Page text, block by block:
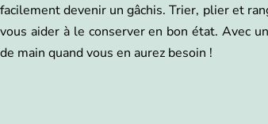
facilement devenir un gâchis. Trier, plier et
vous aider à le conserver en bon état. Avec
de main quand vous en aurez besoin !